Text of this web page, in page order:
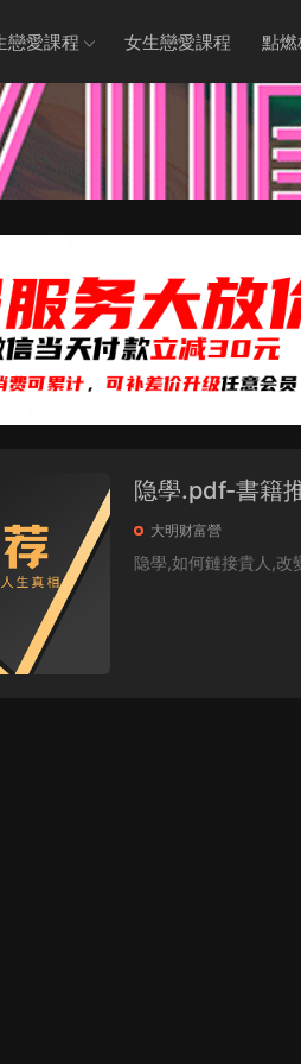
戀愛課程 女生戀愛課程 點
隐學.pdf-書籍
大明财富營
隐學,如何鏈接貴人,改